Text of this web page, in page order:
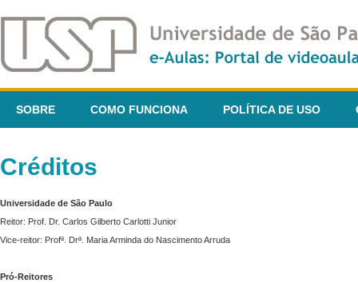
SOBRE COMO FUNCIONA POLÍTICA DE USO
Créditos
Universidade de São Paulo
Reitor: Prof. Dr. Carlos Gilberto Carlotti Junior
Vice-reitor: Profª. Drª. Maria Arminda do Nascimento Arruda
Pró-Reitores